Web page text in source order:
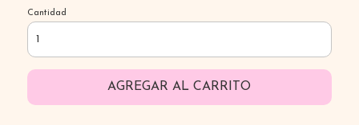
Cantidad
AGREGAR AL CARRITO